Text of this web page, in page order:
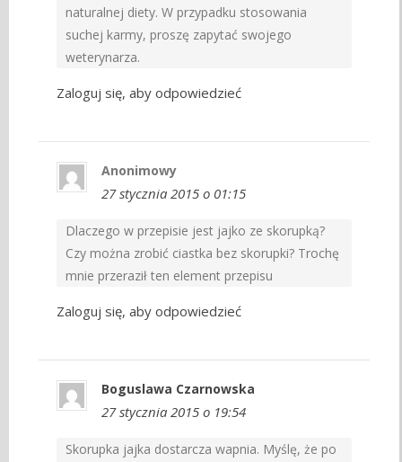
naturalnej diety. W przypadku stosowania
suchej karmy, proszę zapytać swojego
weterynarza.
Zaloguj się, aby odpowiedzieć
Anonimowy
27 stycznia 2015 o 01:15
Dlaczego w przepisie jest jajko ze skorupką?
Czy można zrobić ciastka bez skorupki? Trochę
mnie przeraził ten element przepisu
Zaloguj się, aby odpowiedzieć
Boguslawa Czarnowska
27 stycznia 2015 o 19:54
Skorupka jajka dostarcza wapnia. Myślę, że po